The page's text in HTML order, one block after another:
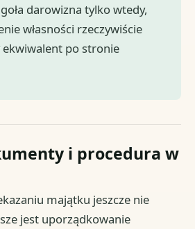
darowizna tylko wtedy,
własności rzeczywiście
ekwiwalent po stronie
i procedura w
majątku jeszcze nie
jest uporządkowanie